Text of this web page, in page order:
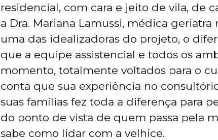
residencial, com cara e jeito de vila, de
a Dra. Mariana Lamussi, médica
uma das idealizadoras do projeto, o
que a equipe assistencial e todos os
momento, totalmente voltados para o
conta que sua experiência no
suas famílias fez toda a diferença para
do ponto de vista de quem passa pela
sabe como lidar com a velhice.